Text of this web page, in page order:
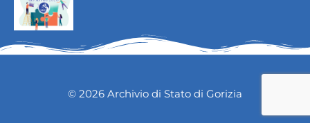
© 2026 Archivio di Stato di Gorizia